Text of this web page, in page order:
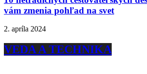
vám zmenia pohľad na svet
2. apríla 2024
VEDA A TECHNIKA